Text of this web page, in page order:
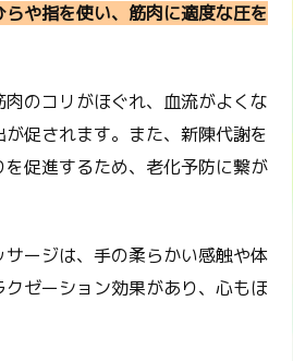
らや指を使い、筋肉に適度な圧を
のコリがほぐれ、血流がよくな
促されます。また、新陳代謝を
促進するため、老化予防に繋が
ージは、手の柔らかい感触や体
ゼーション効果があり、心もほ